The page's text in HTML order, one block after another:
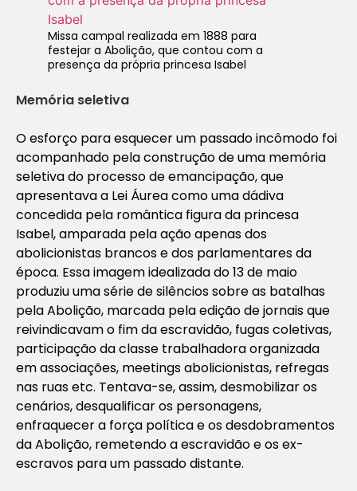
Missa campal realizada em 1888 para
festejar a Abolição, que contou com a
presença da própria princesa Isabel
Memória seletiva
O esforço para esquecer um passado incômodo foi
acompanhado pela construção de uma memória
seletiva do processo de emancipação, que
apresentava a Lei Áurea como uma dádiva
concedida pela romântica figura da princesa
Isabel, amparada pela ação apenas dos
abolicionistas brancos e dos parlamentares da
época. Essa imagem idealizada do 13 de maio
produziu uma série de silêncios sobre as batalhas
pela Abolição, marcada pela edição de jornais que
reivindicavam o fim da escravidão, fugas coletivas,
participação da classe trabalhadora organizada
em associações, meetings abolicionistas, refregas
nas ruas etc. Tentava-se, assim, desmobilizar os
cenários, desqualificar os personagens,
enfraquecer a força política e os desdobramentos
da Abolição, remetendo a escravidão e os ex-
escravos para um passado distante.